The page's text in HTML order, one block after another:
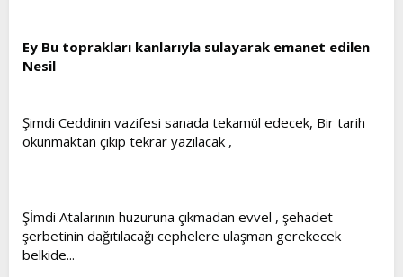
Ey Bu toprakları kanlarıyla sulayarak emanet edilen
Nesil
Şimdi Ceddinin vazifesi sanada tekamül edecek, Bir tarih
okunmaktan çıkıp tekrar yazılacak ,
Şİmdi Atalarının huzuruna çıkmadan evvel , şehadet
şerbetinin dağıtılacağı cephelere ulaşman gerekecek
belkide...